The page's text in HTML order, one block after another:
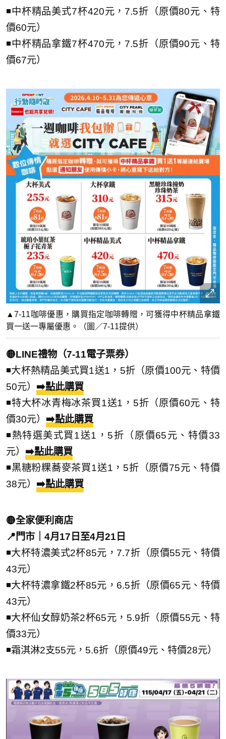
◾中杯精品美式7杯420元，7.5折（原價80元、特
價60元）
◾中杯精品拿鐵7杯470元，7.5折（原價90元、特
價67元）
▲7-11咖啡優惠，購買指定咖啡轉贈，可獲得中杯精品拿鐵
買一送一專屬優惠。（圖／7-11提供）
🟡LINE禮物（7-11電子票券）
◾大杯熱精品美式買1送1，5折（原價100元、特價
50元） ➡️點此購買
◾特大杯冰青梅冰茶買1送1，5折（原價60元、特
價30元） ➡️點此購買
◾熱特選美式買1送1，5折（原價65元、特價33
元） ➡️點此購買
◾黑糖粉粿蕎麥茶買1送1，5折（原價75元、特價
38元） ➡️點此購買
🟡全家便利商店
📍門市｜4月17日至4月21日
◾大杯特濃美式2杯85元，7.7折（原價55元、特價
43元）
◾大杯特濃拿鐵2杯85元，6.5折（原價65元、特價
43元）
◾大杯仙女醇奶茶2杯65元，5.9折（原價55元、特
價33元）
◾霜淇淋2支55元，5.6折（原價49元、特價28元）